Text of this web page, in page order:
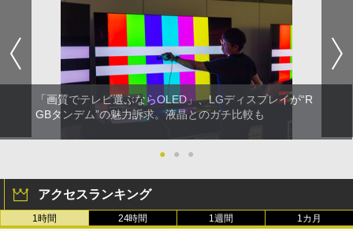
「画質でテレビ選ぶならOLED」、LGディスプレイが“R
GBタンデム”の魅力訴求。液晶とのガチ比較も
● ● ●
アクセスランキング
1時間 24時間 1週間 1カ月